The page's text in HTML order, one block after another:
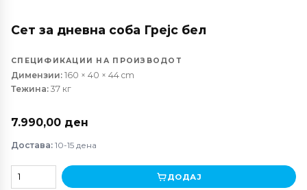
Сет за дневна соба Грејс бел
СПЕЦИФИКАЦИИ НА ПРОИЗВОДОТ
Димензии: 160 × 40 × 44 cm
Тежина: 37 кг
7.990,00 ден
Достава: 10-15 дена
ДОДАЈ